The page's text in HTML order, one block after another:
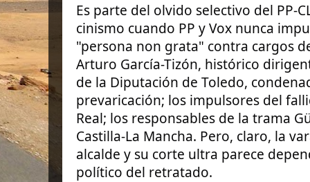
Es parte del olvido selectivo del PP-
cinismo cuando PP y Vox nunca
"persona non grata" contra cargos
Arturo García-Tizón, histórico
de la Diputación de Toledo,
prevaricación; los impulsores del
Real; los responsables de la trama
Castilla-La Mancha. Pero, claro, la
alcalde y su corte ultra parece
político del retratado.